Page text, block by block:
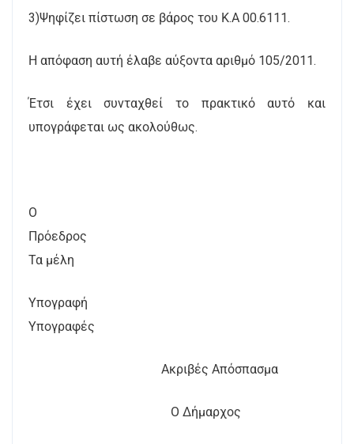
3)Ψηφίζει πίστωση σε βάρος του Κ.Α 00.6111.
Η απόφαση αυτή έλαβε αύξοντα αριθμό 105/2011.
Έτσι έχει συνταχθεί το πρακτικό αυτό και
υπογράφεται ως ακολούθως.
Ο
Πρόεδρος
Τα μέλη
Υπογραφή
Υπογραφές
Ακριβές Απόσπασμα
Ο Δήμαρχος